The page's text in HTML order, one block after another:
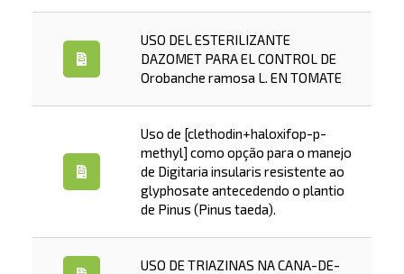
USO DEL ESTERILIZANTE
DAZOMET PARA EL CONTROL DE
Orobanche ramosa L. EN TOMATE
Uso de [clethodin+haloxifop-p-
methyl] como opção para o manejo
de Digitaria insularis resistente ao
glyphosate antecedendo o plantio
de Pinus (Pinus taeda).
USO DE TRIAZINAS NA CANA-DE-